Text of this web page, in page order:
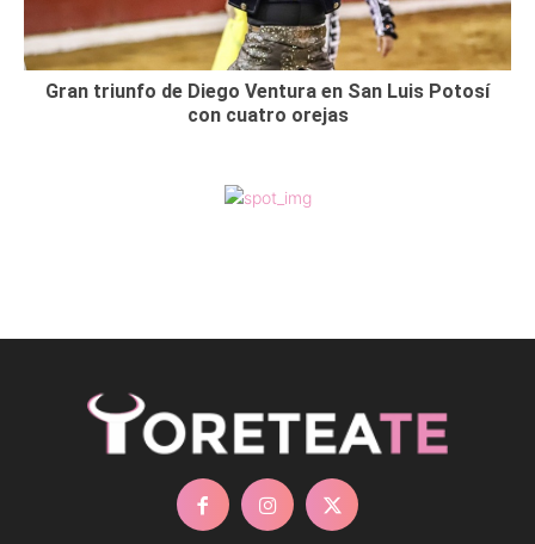
Gran triunfo de Diego Ventura en San Luis Potosí
con cuatro orejas